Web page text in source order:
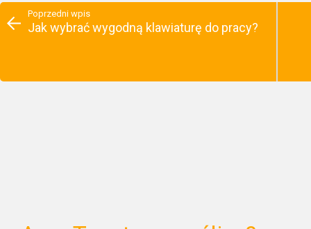
Poprzedni wpis
Jak wybrać wygodną klawiaturę do pracy?